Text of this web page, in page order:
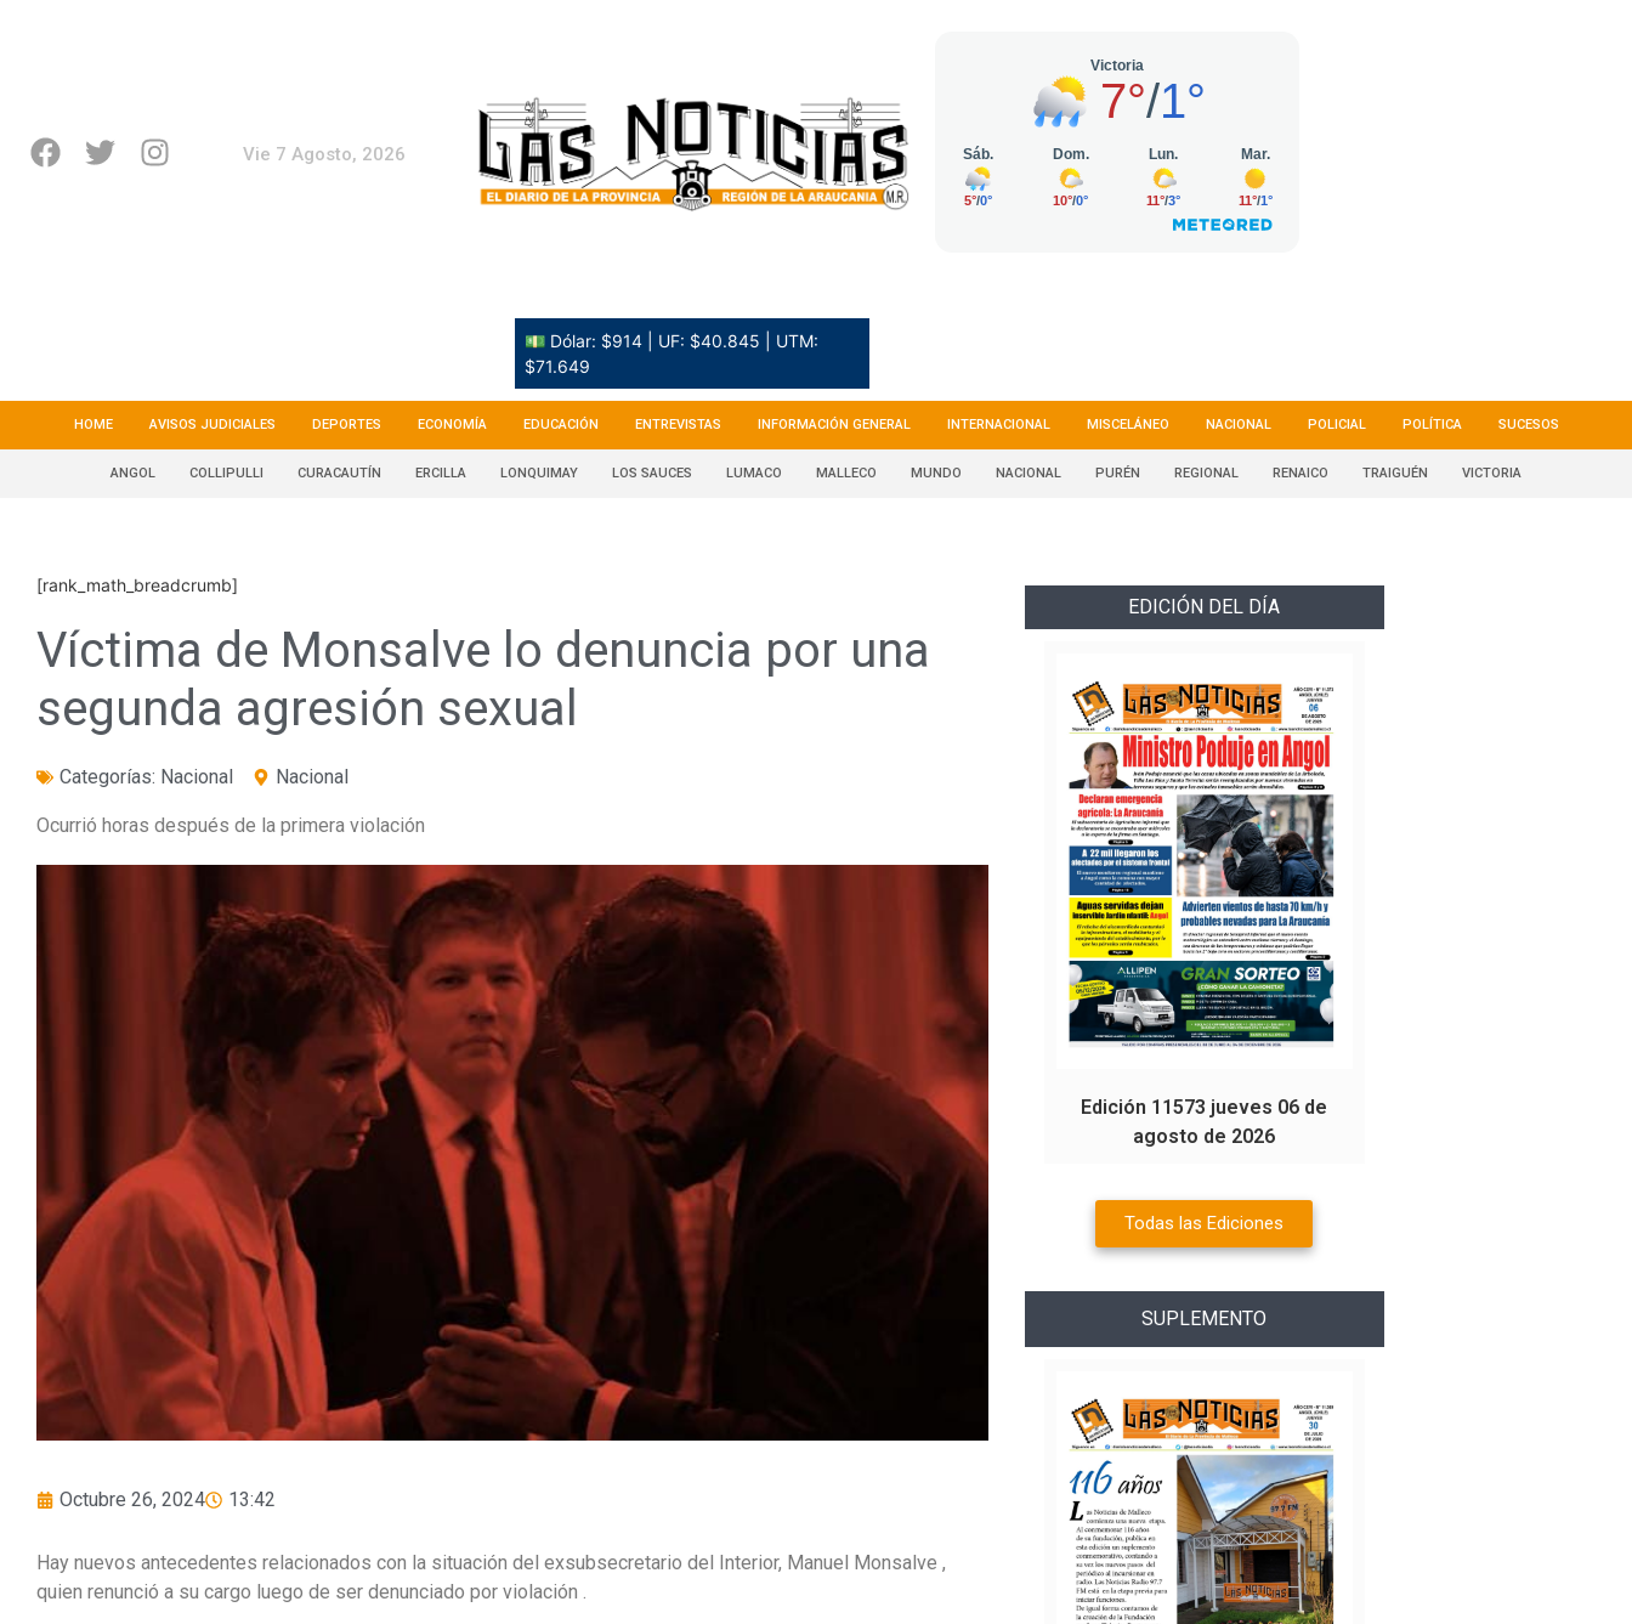
Vie 7 Agosto, 2026
💵 Dólar: $914 | UF: $40.845 | UTM:
$71.649
HOME AVISOS JUDICIALES DEPORTES ECONOMÍA EDUCACIÓN ENTREVISTAS INFORMACIÓN GENERAL INTERNACIONAL MISCELÁNEO NACIONAL POLICIAL POLÍTICA SUCESOS
ANGOL COLLIPULLI CURACAUTÍN ERCILLA LONQUIMAY LOS SAUCES LUMACO MALLECO MUNDO NACIONAL PURÉN REGIONAL RENAICO TRAIGUÉN VICTORIA
[rank_math_breadcrumb]
Víctima de Monsalve lo denuncia por una
segunda agresión sexual
Categorías: Nacional Nacional
Ocurrió horas después de la primera violación
Octubre 26, 2024 13:42
Hay nuevos antecedentes relacionados con la situación del exsubsecretario del Interior, Manuel Monsalve ,
quien renunció a su cargo luego de ser denunciado por violación .
EDICIÓN DEL DÍA
Edición 11573 jueves 06 de
agosto de 2026
Todas las Ediciones
SUPLEMENTO